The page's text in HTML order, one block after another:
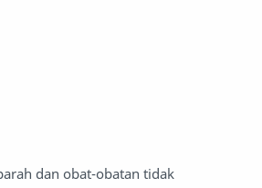
dan obat-obatan tidak